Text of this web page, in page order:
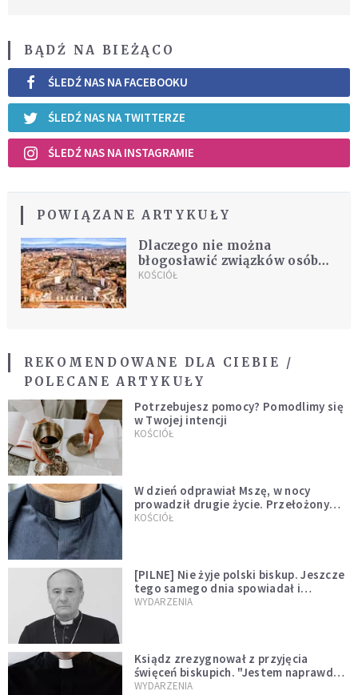
BĄDŹ NA BIEŻĄCO
ŚLEDŹ NAS NA FACEBOOKU
ŚLEDŹ NAS NA TWITTERZE
ŚLEDŹ NAS NA INSTAGRAMIE
POWIĄZANE ARTYKUŁY
Dlaczego nie można
błogosławić związków osób
tej samej płci? Stolica
KOŚCIÓŁ
REKOMENDOWANE DLA CIEBIE /
POLECANE ARTYKUŁY
Potrzebujesz pomocy? Pomodlimy się
w Twojej intencji
KOŚCIÓŁ
W dzień odprawiał Mszę, w nocy
prowadził drugie życie. Przełożony
kazał mu opuścić zakon
KOŚCIÓŁ
[PILNE] Nie żyje polski biskup. Jeszcze
tego samego dnia spowiadał i
sprawował Mszę świętą
WYDARZENIA
Ksiądz zrezygnował z przyjęcia
święceń biskupich. "Jestem naprawdę
niegodny"
WYDARZENIA